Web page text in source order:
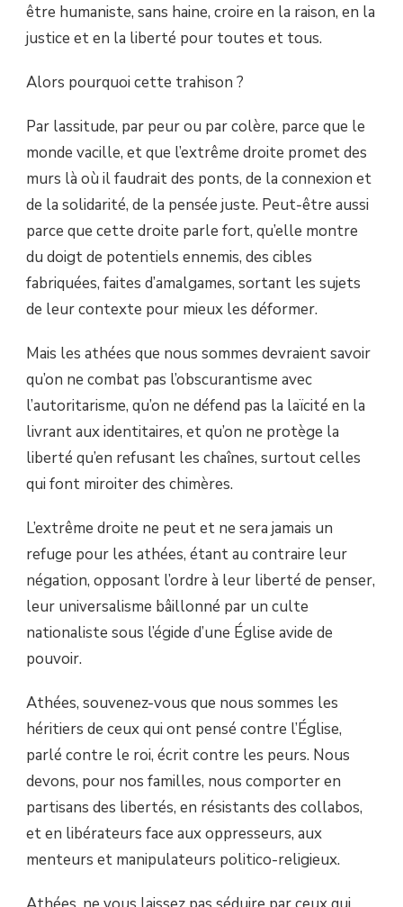
être humaniste, sans haine, croire en la raison, en la
justice et en la liberté pour toutes et tous.
Alors pourquoi cette trahison ?
Par lassitude, par peur ou par colère, parce que le
monde vacille, et que l’extrême droite promet des
murs là où il faudrait des ponts, de la connexion et
de la solidarité, de la pensée juste. Peut-être aussi
parce que cette droite parle fort, qu’elle montre
du doigt de potentiels ennemis, des cibles
fabriquées, faites d’amalgames, sortant les sujets
de leur contexte pour mieux les déformer.
Mais les athées que nous sommes devraient savoir
qu’on ne combat pas l’obscurantisme avec
l’autoritarisme, qu’on ne défend pas la laïcité en la
livrant aux identitaires, et qu’on ne protège la
liberté qu’en refusant les chaînes, surtout celles
qui font miroiter des chimères.
L’extrême droite ne peut et ne sera jamais un
refuge pour les athées, étant au contraire leur
négation, opposant l’ordre à leur liberté de penser,
leur universalisme bâillonné par un culte
nationaliste sous l’égide d’une Église avide de
pouvoir.
Athées, souvenez-vous que nous sommes les
héritiers de ceux qui ont pensé contre l’Église,
parlé contre le roi, écrit contre les peurs. Nous
devons, pour nos familles, nous comporter en
partisans des libertés, en résistants des collabos,
et en libérateurs face aux oppresseurs, aux
menteurs et manipulateurs politico-religieux.